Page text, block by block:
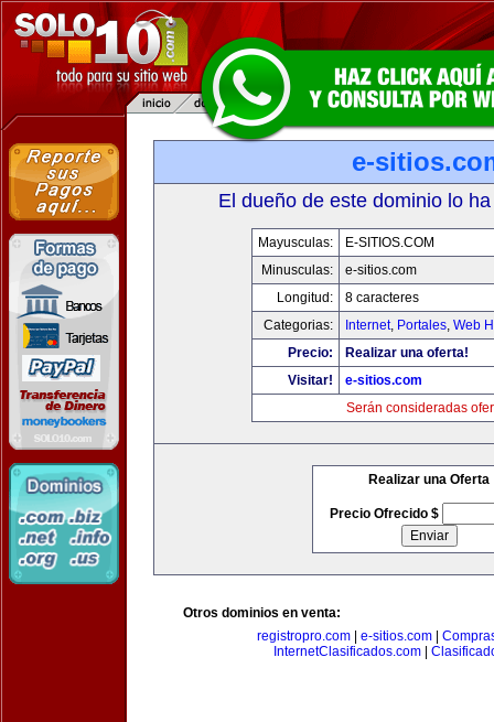
e-
El dueño de este dominio lo
Mayusculas:
E-SITIOS.COM
Minusculas:
e-sitios.com
Longitud:
8 caracteres
Categorias:
Internet, Portales, Web
Precio:
Realizar una oferta!
Visitar!
e-sitios.com
Serán consideradas
Realizar una Oferta
Precio Ofrecido $
Otros dominios en venta:
registropro.com
e-sitios.com
InternetClasificados.com|